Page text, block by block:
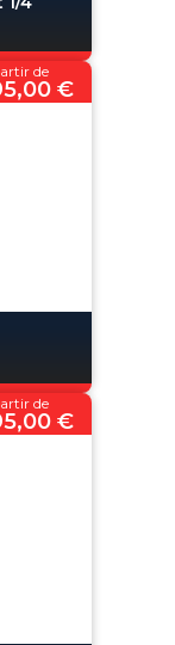
de
€
de
€